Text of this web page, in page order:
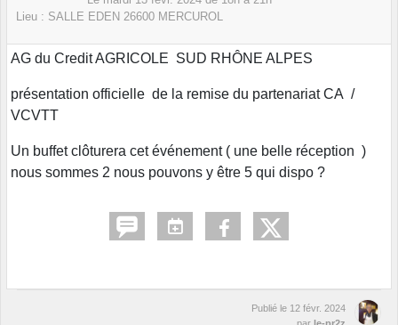
Lieu : SALLE EDEN 26600 MERCUROL
AG du Credit AGRICOLE SUD RHÔNE ALPES
présentation officielle de la remise du partenariat CA /
VCVTT
Un buffet clôturera cet événement ( une belle réception )
nous sommes 2 nous pouvons y être 5 qui dispo ?
Publié le 12 févr. 2024